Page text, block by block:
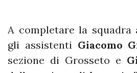
A completare la squadra
gli assistenti Giacomo
sezione di Grosseto e